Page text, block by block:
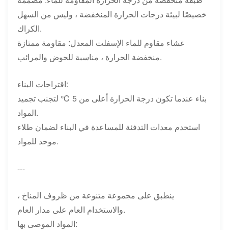
خصيصًا لبيئة درجات الحرارة المنخفضة ، وليس من السهل
الكراك.
غشاء مقاوم للماء الإسفلت المعدل: مقاومة ممتازة
منخفضة الحرارة ، مناسبة للحوض والمرائب.
اقتراحات البناء:
بناء عندما تكون درجة الحرارة أعلى من 5 ℃ لتجنب تجميد
المواد.
استخدم معدات التدفئة للمساعدة في البناء لضمان طلاء
موحد للمواد.
---
ينطبق على مجموعة متنوعة من ظروف المناخ ،
والاستخدام العام على مدار العام.
المواد الموصى بها: